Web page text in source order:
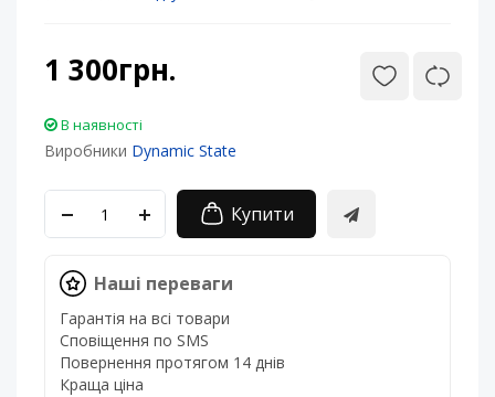
1 300грн.
В наявності
Виробники Dynamic State
Купити
Наші переваги
Гарантія на всі товари
Сповіщення по SMS
Повернення протягом 14 днів
Краща ціна